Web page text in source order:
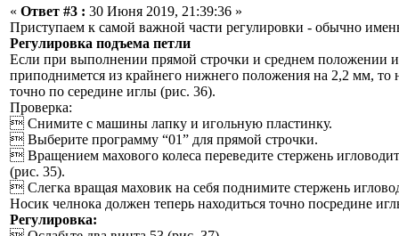
« Ответ #3 : 30 Июня 2019, 21:39:36 »
Приступаем к самой важной части регулировки - обычно
Регулировка подъема петли
Если при выполнении прямой строчки и среднем положении
приподнимется из крайнего нижнего положения на 2,2 мм, то
точно по середине иглы (рис. 36).
Проверка:
 Снимите с машины лапку и игольную пластинку.
 Выберите программу “01” для прямой строчки.
 Вращением махового колеса переведите стержень
(рис. 35).
 Слегка вращая маховик на себя поднимите стержень
Носик челнока должен теперь находиться точно посредине
Регулировка: